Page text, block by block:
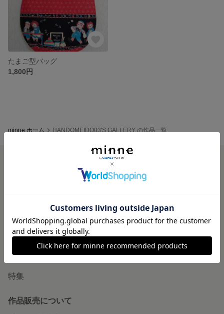
たまご型バッグ
1,800円
minne ホーム HANDOMEIDO03'S GALLERY の作品一覧
minneで買いたい
作品をさがす
ショップをさがす
特集
作品販売について